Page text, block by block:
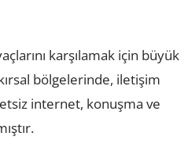
karşılamak için büyük
bölgelerinde, iletişim
internet, konuşma ve